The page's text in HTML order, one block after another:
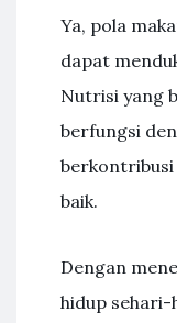
Ya, pola
dapat
Nutrisi yang
berfungsi
berkontribusi
baik.
Dengan
hidup sehari-